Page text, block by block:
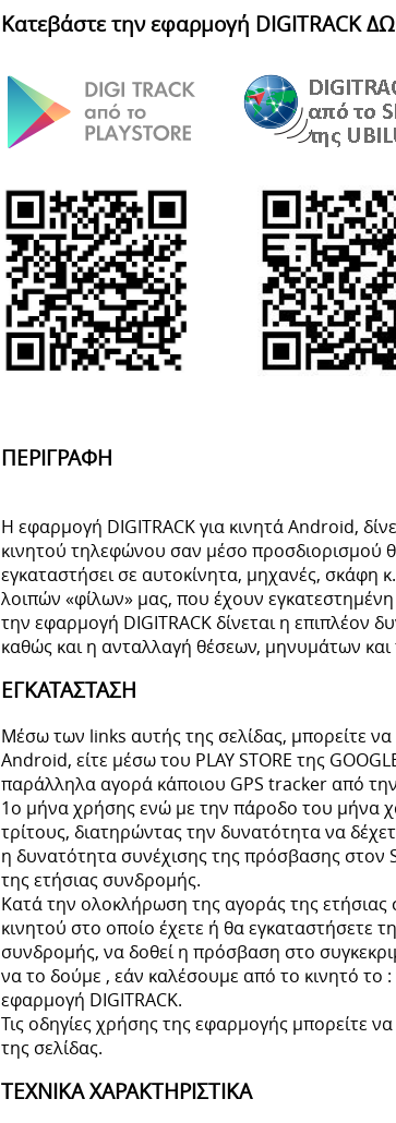
Κατεβάστε την εφαρμογή DIGITRACK
ΠΕΡΙΓΡΑΦΗ
Η εφαρμογή DIGITRACK για κινητά Android,
κινητού τηλεφώνου σαν μέσο προσδιορισμού
εγκαταστήσει σε αυτοκίνητα, μηχανές, σκάφη
λοιπών «φίλων» μας, που έχουν
την εφαρμογή DIGITRACK δίνεται η επιπλέον
καθώς και η ανταλλαγή θέσεων, μηνυμάτων
ΕΓΚΑΤΑΣΤΑΣΗ
Μέσω των links αυτής της σελίδας, μπορείτε
Android, είτε μέσω του PLAY STORE της
παράλληλα αγορά κάποιου GPS tracker από την
1ο μήνα χρήσης ενώ με την πάροδο του μήνα
τρίτους, διατηρώντας την δυνατότητα να
η δυνατότητα συνέχισης της πρόσβασης στον
της ετήσιας συνδρομής.
Κατά την ολοκλήρωση της αγοράς της ετήσιας
κινητού στο οποίο έχετε ή θα εγκαταστήσετε
συνδρομής, να δοθεί η πρόσβαση στο
να το δούμε , εάν καλέσουμε από το κινητό
εφαρμογή DIGITRACK.
Τις οδηγίες χρήσης της εφαρμογής μπορείτε
της σελίδας.
ΤΕΧΝΙΚΑ ΧΑΡΑΚΤΗΡΙΣΤΙΚΑ